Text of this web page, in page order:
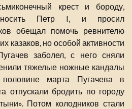
крест и бороду,
носить Петр I, и просил
обещал помочь ревнителю
казаков, но особой активности
заболел, с него сняли
тяжелые ножные кандалы
марта Пугачева в
отпускали бродить по городу
Потом колодников стали